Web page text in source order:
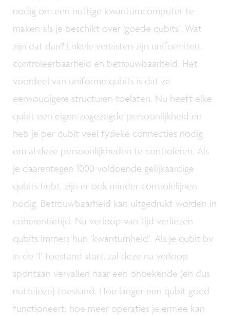
nodig om een nuttige kwantumcomputer te
maken als je beschikt over ‘goede qubits’. Wat
zijn dat dan? Enkele vereisten zijn uniformiteit,
controleerbaarheid en betrouwbaarheid. Het
voordeel van uniforme qubits is dat ze
eenvoudigere structuren toelaten. Nu heeft elke
qubit een eigen zogezegde persoonlijkheid en
heb je per qubit veel fysieke connecties nodig
om al deze persoonlijkheden te controleren. Als
je daarentegen 1000 voldoende gelijkaardige
qubits hebt, zijn er ook minder controlelijnen
nodig. Betrouwbaarheid kan uitgedrukt worden in
coherentietijd. Na verloop van tijd verliezen
qubits immers hun ‘kwantumheid’. Als je qubit bv
in de ‘1’ toestand start, zal deze na verloop
spontaan vervallen naar een onbekende (en dus
nutteloze) toestand. Hoe langer een qubit goed
functioneert, hoe meer operaties je ermee kan